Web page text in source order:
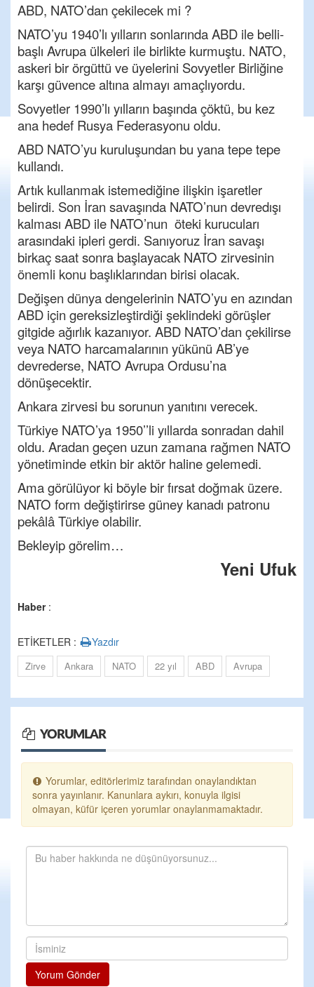
ABD, NATO’dan çekilecek mi ?
NATO’yu 1940’lı yılların sonlarında ABD ile belli-
başlı Avrupa ülkeleri ile birlikte kurmuştu. NATO,
askeri bir örgüttü ve üyelerini Sovyetler Birliğine
karşı güvence altına almayı amaçlıyordu.
Sovyetler 1990’lı yılların başında çöktü, bu kez
ana hedef Rusya Federasyonu oldu.
ABD NATO’yu kuruluşundan bu yana tepe tepe
kullandı.
Artık kullanmak istemediğine ilişkin işaretler
belirdi. Son İran savaşında NATO’nun devredışı
kalması ABD ile NATO’nun öteki kurucuları
arasındaki ipleri gerdi. Sanıyoruz İran savaşı
birkaç saat sonra başlayacak NATO zirvesinin
önemli konu başlıklarından birisi olacak.
Değişen dünya dengelerinin NATO’yu en azından
ABD için gereksizleştirdiği şeklindeki görüşler
gitgide ağırlık kazanıyor. ABD NATO’dan çekilirse
veya NATO harcamalarının yükünü AB’ye
devrederse, NATO Avrupa Ordusu’na
dönüşecektir.
Ankara zirvesi bu sorunun yanıtını verecek.
Türkiye NATO’ya 1950’’li yıllarda sonradan dahil
oldu. Aradan geçen uzun zamana rağmen NATO
yönetiminde etkin bir aktör haline gelemedi.
Ama görülüyor ki böyle bir fırsat doğmak üzere.
NATO form değiştirirse güney kanadı patronu
pekâlâ Türkiye olabilir.
Bekleyip görelim…
Yeni Ufuk
Haber:
ETİKETLER : Yazdır
Zirve Ankara NATO 22 yıl ABD Avrupa
YORUMLAR
Yorumlar, editörlerimiz tarafından onaylandıktan
sonra yayınlanır. Kanunlara aykırı, konuyla ilgisi
olmayan, küfür içeren yorumlar onaylanmamaktadır.
Yorum Gönder